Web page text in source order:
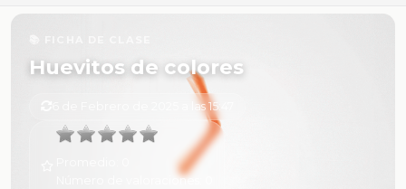
Huevitos de colores
6 de Febrero de 2025 a las 15:47
Número de valoraciones: